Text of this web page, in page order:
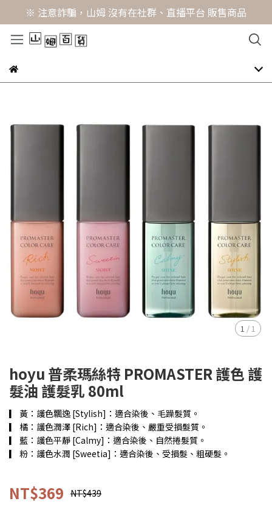
※ 注意詐騙，山姆 沒有在社群、直播平台 販售商品
1 / 1
hoyu 普柔瑪絲特 PROMASTER 護色 護
髮油 護髮乳 80ml
▎ 黃：護色飄逸 [Stylish]：適合染後、毛躁髮質。
▎ 橘：護色潤澤 [Rich]：適合染後、嚴重受損髮質。
▎ 藍：護色平靜 [Calmy]：適合染後、自然捲髮質。
▎ 粉：護色水潤 [Sweetia]：適合染後、受損髮、粗硬髮。
NT$369 NT$439